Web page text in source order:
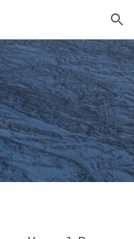
Skip to navigation